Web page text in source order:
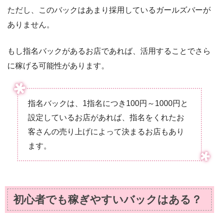
ただし、このバックはあまり採用しているガールズバーが
ありません。
もし指名バックがあるお店であれば、活用することでさら
に稼げる可能性があります。
指名バックは、1指名につき100円～1000円と
設定しているお店があれば、指名をくれたお
客さんの売り上げによって決まるお店もあり
ます。
初心者でも稼ぎやすいバックはある？